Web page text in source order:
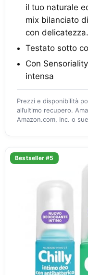
il tuo naturale
mix bilanciato
con delicatezza.
Testato sotto
Con
intensa
Prezzi e disponibilità
all’ultimo recupero.
Amazon.com, Inc. o
Bestseller #5